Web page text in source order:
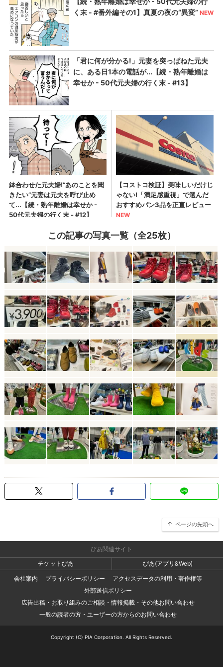
この記事の写真一覧（全25枚）
ページの先頭へ
ぴあ関連サイト
チケットぴあ
ぴあ(アプリ&Web)
会社案内
プライバシーポリシー
アクセスデータの利用・著作権等
外部送信ポリシー
広告出稿・お取り組みのご相談・情報掲載・その他お問い合わせ
一般の読者の方・ユーザーの方からのお問い合わせ
Copyright (C) PIA Corporation. All Rights Reserved.